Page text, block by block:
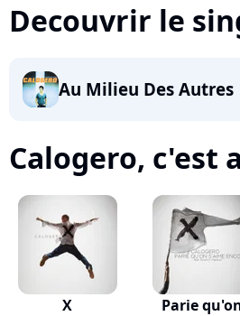
Decouvrir le
Au Milieu Des Autres
Calogero, c'est
X
Parie